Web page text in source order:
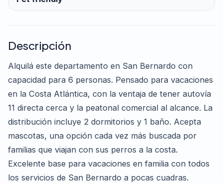
Descripción
Alquilá este departamento en San Bernardo con
capacidad para 6 personas. Pensado para vacaciones
en la Costa Atlántica, con la ventaja de tener autovía
11 directa cerca y la peatonal comercial al alcance. La
distribución incluye 2 dormitorios y 1 baño. Acepta
mascotas, una opción cada vez más buscada por
familias que viajan con sus perros a la costa.
Excelente base para vacaciones en familia con todos
los servicios de San Bernardo a pocas cuadras.